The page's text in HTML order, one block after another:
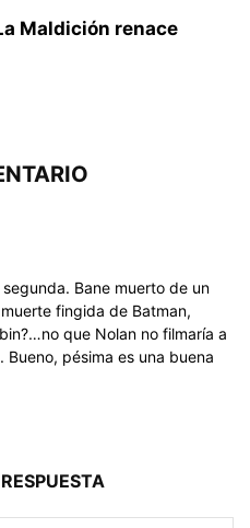
Maldición renace
Bane muerto de un
fingida de Batman,
que Nolan no filmaría a
Bueno, pésima es una buena